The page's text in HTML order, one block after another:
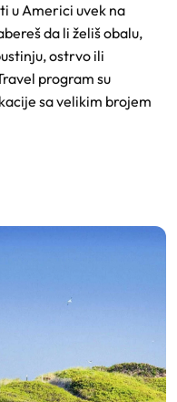
u Americi uvek na
da li želiš obalu,
ostrvo ili
program su
sa velikim brojem